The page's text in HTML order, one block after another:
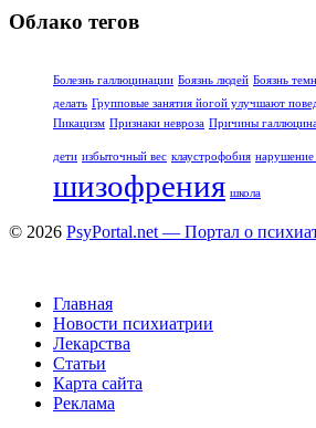
Облако тегов
Болезнь галлюцинации Боязнь людей Боязнь
делать Групповые занятия йогой улучшают
Пикацизм Признаки невроза Причины
дети избыточный вес клаустрофобия нарушение
шизофрения школа
© 2026 PsyPortal.net — Портал о
Главная
Новости психиатрии
Лекарства
Статьи
Карта сайта
Реклама